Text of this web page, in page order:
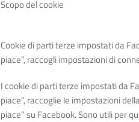
Scopo del cookie
Cookie di parti terze impostati da
piace”, raccogli impostazioni di
I cookie di parti terze impostati da
piace”, raccoglie le impostazioni
piace” su Facebook. Sono utili per